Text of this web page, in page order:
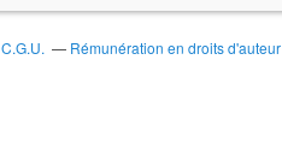
C.G.U. Rémunération en droits d'auteur